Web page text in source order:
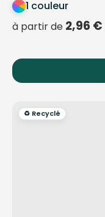
1 couleur
à partir de 2,96 €
♻️ Recyclé